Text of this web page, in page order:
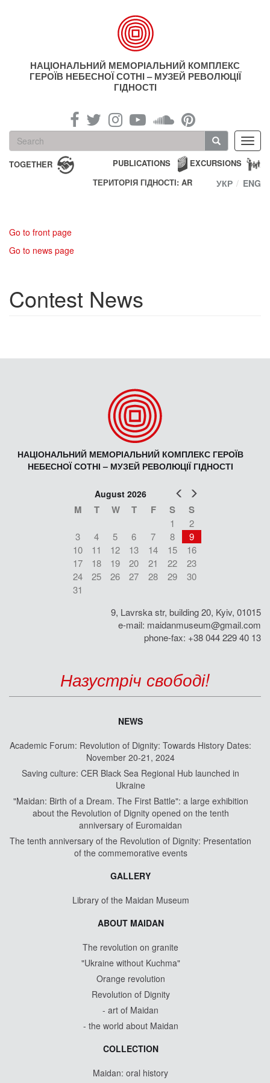
НАЦІОНАЛЬНИЙ МЕМОРІАЛЬНИЙ КОМПЛЕКС
ГЕРОЇВ НЕБЕСНОЇ СОТНІ – МУЗЕЙ РЕВОЛЮЦІЇ
ГІДНОСТІ
Search
form
Search
TOGETHER EXCURSIONS
PUBLICATIONS
ТЕРИТОРІЯ ГІДНОСТІ: AR
УКР ENG
Go to front page
Go to news page
Contest News
НАЦІОНАЛЬНИЙ МЕМОРІАЛЬНИЙ КОМПЛЕКС ГЕРОЇВ
НЕБЕСНОЇ СОТНІ – МУЗЕЙ РЕВОЛЮЦІЇ ГІДНОСТІ
Prev
August 2026
M T W T F S S
1
2
3
4 5 6 7 8
9
10
11 12 13 14 15
16
17
18 19 20 21 22
23
24
25 26 27 28 29
30
31
9, Lavrska str, building 20, Kyiv, 01015
e-mail: maidanmuseum@gmail.com
phone-fax: +38 044 229 40 13
Назустріч свободі!
NEWS
Academic Forum: Revolution of Dignity: Towards History Dates:
November 20-21, 2024
Saving culture: CER Black Sea Regional Hub launched in
Ukraine
"Maidan: Birth of a Dream. The First Battle": a large exhibition
about the Revolution of Dignity opened on the tenth
anniversary of Euromaidan
The tenth anniversary of the Revolution of Dignity: Presentation
of the commemorative events
GALLERY
Library of the Maidan Museum
ABOUT MAIDAN
The revolution on granite
"Ukraine without Kuchma"
Orange revolution
Revolution of Dignity
- art of Maidan
- the world about Maidan
COLLECTION
Maidan: oral history